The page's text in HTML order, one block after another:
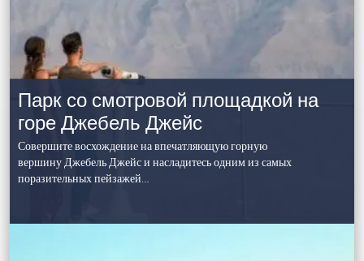
Парк со смотровой площадкой на
горе Джебель Джейс
Совершите восхождение на впечатляющую горную
вершину Джебель Джейс и насладитесь одним из самых
поразительных пейзажей…